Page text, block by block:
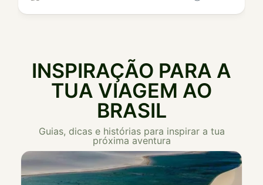
INSPIRAÇÃO PARA A
TUA VIAGEM AO
BRASIL
Guias, dicas e histórias para inspirar a tua
próxima aventura